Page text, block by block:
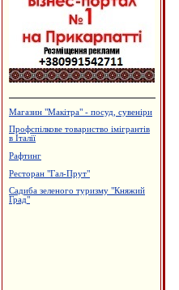
Туристична агенція "SunТУР"
Архітектурне проектування.
Р.Думанський
Лікувально-діагностичний центр
Водостічні системи Struga